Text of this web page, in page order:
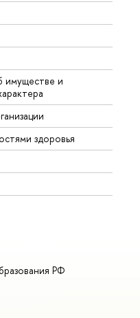
имуществе и
здоровья
РФ